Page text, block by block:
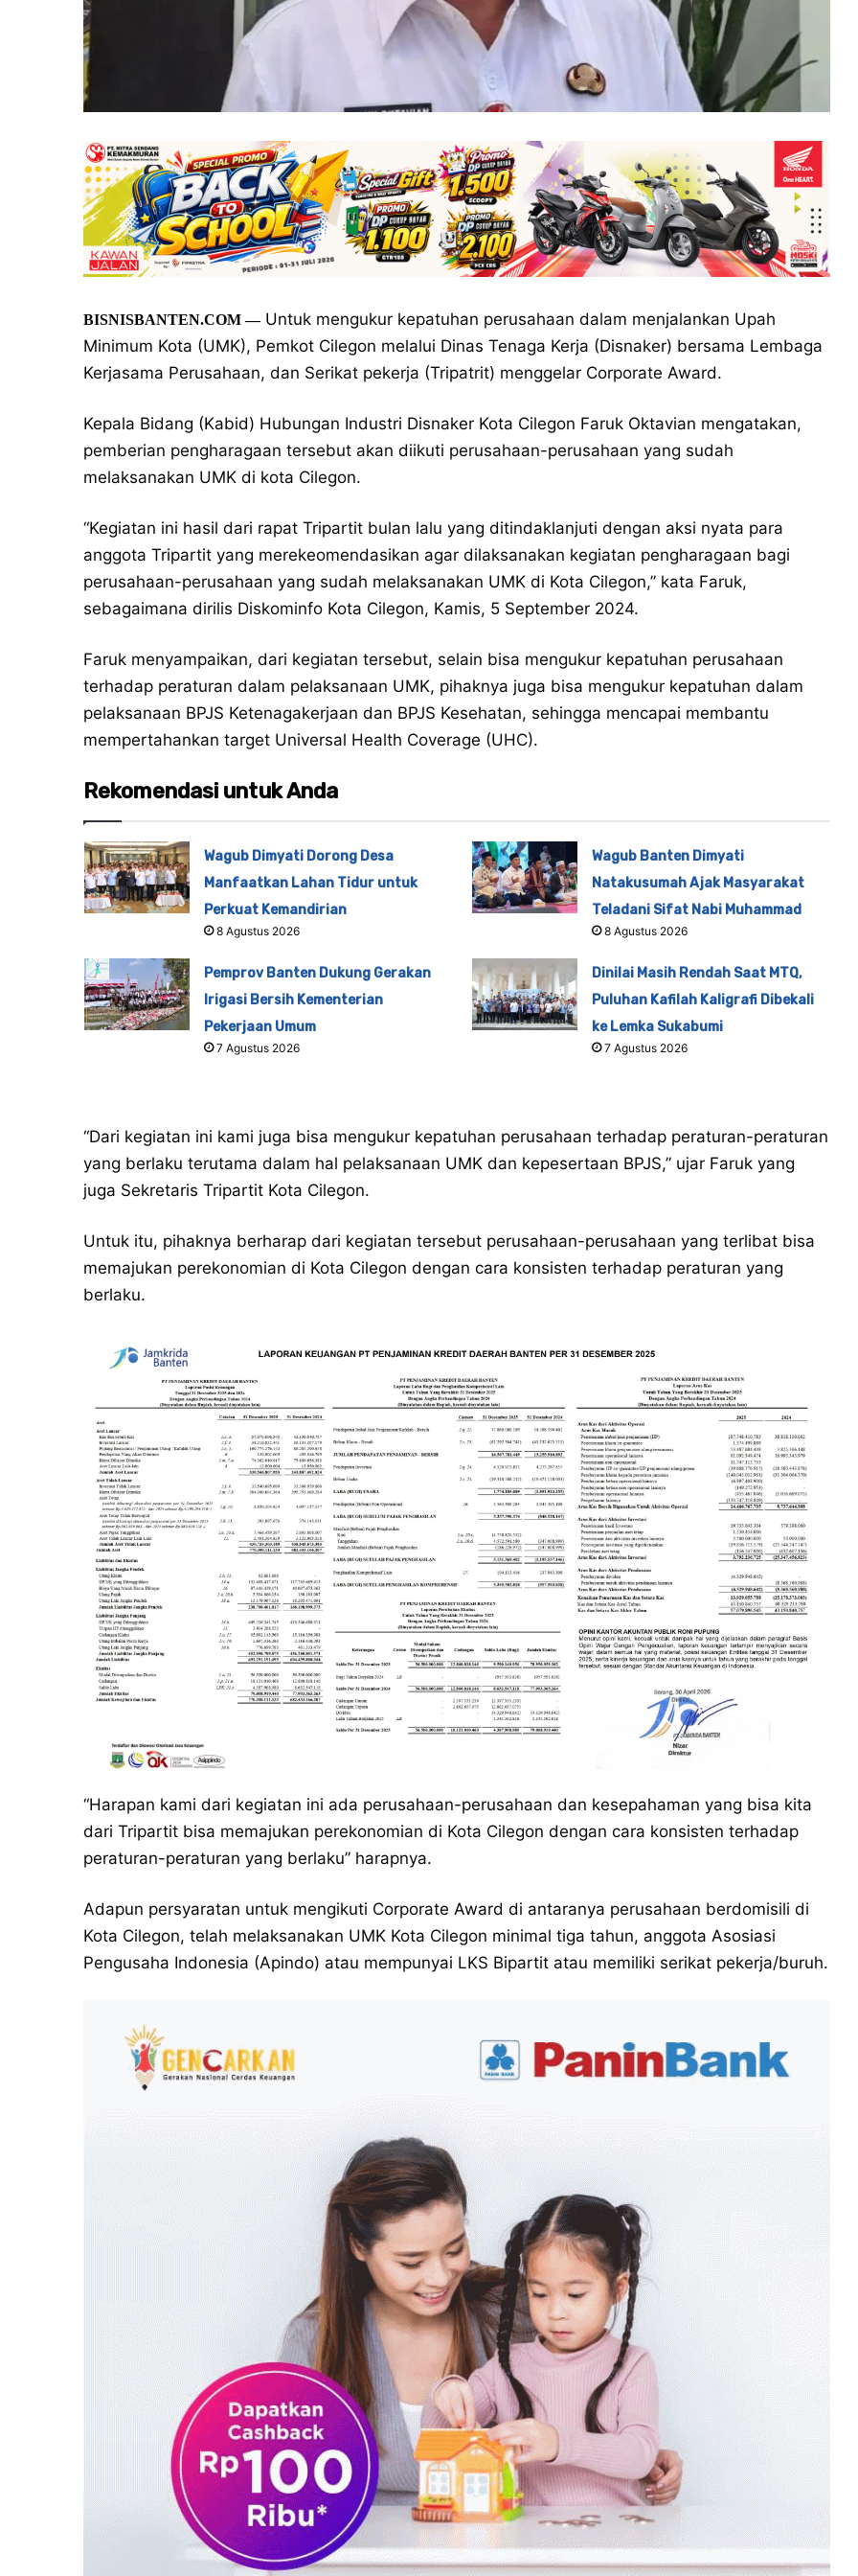
BISNISBANTEN.COM—Untuk mengukur kepatuhan perusahaan dalam menjalankan Upah
Minimum Kota (UMK), Pemkot Cilegon melalui Dinas Tenaga Kerja (Disnaker) bersama Lembaga
Kerjasama Perusahaan, dan Serikat pekerja (Tripatrit) menggelar Corporate Award.
Kepala Bidang (Kabid) Hubungan Industri Disnaker Kota Cilegon Faruk Oktavian mengatakan,
pemberian pengharagaan tersebut akan diikuti perusahaan-perusahaan yang sudah
melaksanakan UMK di kota Cilegon.
“Kegiatan ini hasil dari rapat Tripartit bulan lalu yang ditindaklanjuti dengan aksi nyata para
anggota Tripartit yang merekeomendasikan agar dilaksanakan kegiatan pengharagaan bagi
perusahaan-perusahaan yang sudah melaksanakan UMK di Kota Cilegon,” kata Faruk,
sebagaimana dirilis Diskominfo Kota Cilegon, Kamis, 5 September 2024.
Faruk menyampaikan, dari kegiatan tersebut, selain bisa mengukur kepatuhan perusahaan
terhadap peraturan dalam pelaksanaan UMK, pihaknya juga bisa mengukur kepatuhan dalam
pelaksanaan BPJS Ketenagakerjaan dan BPJS Kesehatan, sehingga mencapai membantu
mempertahankan target Universal Health Coverage (UHC).
Rekomendasi untuk Anda
Wagub Dimyati Dorong Desa
Manfaatkan Lahan Tidur untuk
Perkuat Kemandirian
8 Agustus 2026
Wagub Banten Dimyati
Natakusumah Ajak Masyarakat
Teladani Sifat Nabi Muhammad
8 Agustus 2026
Pemprov Banten Dukung Gerakan
Irigasi Bersih Kementerian
Pekerjaan Umum
7 Agustus 2026
Dinilai Masih Rendah Saat MTQ,
Puluhan Kafilah Kaligrafi Dibekali
ke Lemka Sukabumi
7 Agustus 2026
“Dari kegiatan ini kami juga bisa mengukur kepatuhan perusahaan terhadap peraturan-peraturan
yang berlaku terutama dalam hal pelaksanaan UMK dan kepesertaan BPJS,” ujar Faruk yang
juga Sekretaris Tripartit Kota Cilegon.
Untuk itu, pihaknya berharap dari kegiatan tersebut perusahaan-perusahaan yang terlibat bisa
memajukan perekonomian di Kota Cilegon dengan cara konsisten terhadap peraturan yang
berlaku.
“Harapan kami dari kegiatan ini ada perusahaan-perusahaan dan kesepahaman yang bisa kita
dari Tripartit bisa memajukan perekonomian di Kota Cilegon dengan cara konsisten terhadap
peraturan-peraturan yang berlaku” harapnya.
Adapun persyaratan untuk mengikuti Corporate Award di antaranya perusahaan berdomisili di
Kota Cilegon, telah melaksanakan UMK Kota Cilegon minimal tiga tahun, anggota Asosiasi
Pengusaha Indonesia (Apindo) atau mempunyai LKS Bipartit atau memiliki serikat pekerja/buruh.